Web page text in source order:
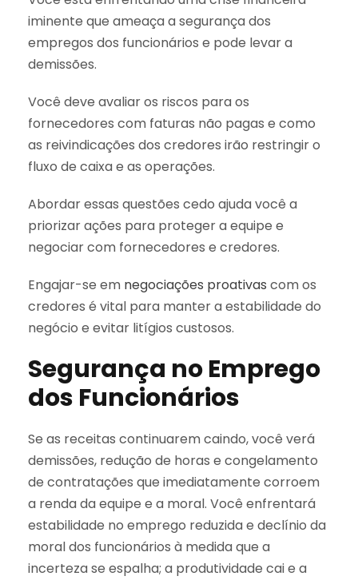
iminente que ameaça a segurança dos
empregos dos funcionários e pode levar a
demissões.
Você deve avaliar os riscos para os
fornecedores com faturas não pagas e como
as reivindicações dos credores irão restringir o
fluxo de caixa e as operações.
Abordar essas questões cedo ajuda você a
priorizar ações para proteger a equipe e
negociar com fornecedores e credores.
Engajar-se em negociações proativas com os
credores é vital para manter a estabilidade do
negócio e evitar litígios custosos.
Segurança no Emprego
dos Funcionários
Se as receitas continuarem caindo, você verá
demissões, redução de horas e congelamento
de contratações que imediatamente corroem
a renda da equipe e a moral. Você enfrentará
estabilidade no emprego reduzida e declínio da
moral dos funcionários à medida que a
incerteza se espalha; a produtividade cai e a